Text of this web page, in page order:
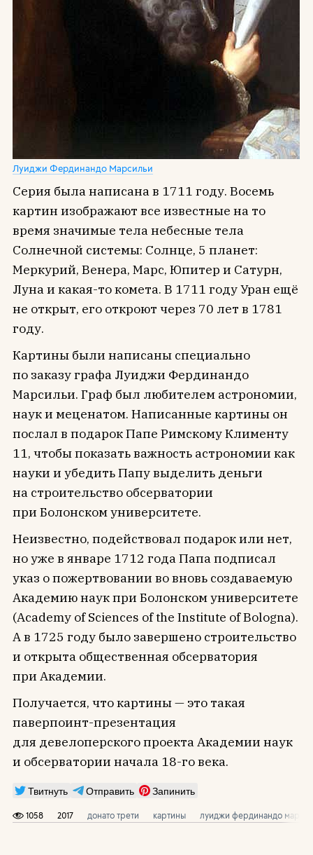
Луиджи Фердинандо Марсильи
Серия была написана в 1711 году. Восемь
картин изображают все известные на то
время значимые тела небесные тела
Солнечной системы: Солнце, 5 планет:
Меркурий, Венера, Марс, Юпитер и Сатурн,
Луна и какая-то комета. В 1711 году Уран ещё
не открыт, его откроют через 70 лет в 1781
году.
Картины были написаны специально
по заказу графа Луиджи Фердинандо
Марсильи. Граф был любителем астрономии,
наук и меценатом. Написанные картины он
послал в подарок Папе Римскому Клименту
11, чтобы показать важность астрономии как
науки и убедить Папу выделить деньги
на строительство обсерватории
при Болонcком университете.
Неизвестно, подействовал подарок или нет,
но уже в январе 1712 года Папа подписал
указ о пожертвовании во вновь создаваемую
Академию наук при Болонском университете
(Academy of Sciences of the Institute of Bologna).
А в 1725 году было завершено строительство
и открыта общественная обсерватория
при Академии.
Получается, что картины — это такая
паверпоинт-презентация
для девелоперского проекта Академии наук
и обсерватории начала 18-го века.
Твитнуть Отправить Запинить
1058 2017 донато трети картины луиджи фердинандо